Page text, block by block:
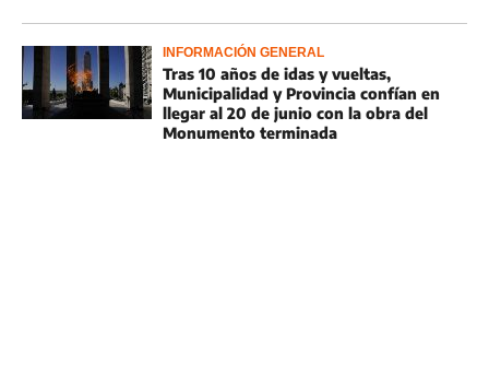
INFORMACIÓN GENERAL
Tras 10 años de idas y vueltas,
Municipalidad y Provincia confían en
llegar al 20 de junio con la obra del
Monumento terminada